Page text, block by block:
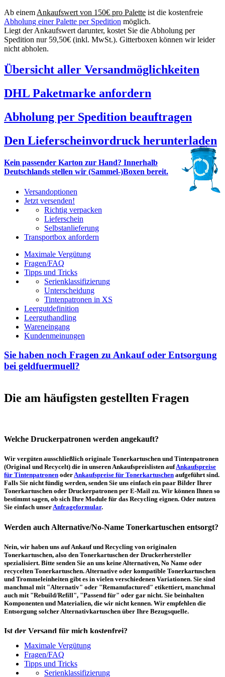
Ab einem Ankaufswert von 150€ pro Palette ist die kostenfreie
Abholung einer Palette per Spedition möglich.
Liegt der Ankaufswert darunter, kostet Sie die Abholung per
Spedition nur 59,50€ (inkl. MwSt.). Gitterboxen können wir leider
nicht abholen.
Übersicht aller Versandmöglichkeiten
DHL Paketmarke anfordern
Abholung per Spedition beauftragen
Den Lieferscheinvordruck herunterladen
Kein passender Karton zur Hand? Innerhalb
Deutschlands stellen wir (Sammel-)Boxen bereit.
Versandoptionen
Jetzt versenden!
Richtig verpacken
Lieferschein
Selbstanlieferung
Transportbox anfordern
Maximale Vergütung
Fragen/FAQ
Tipps und Tricks
Serienklassifizierung
Unterscheidung
Tintenpatronen in XS
Leergutdefinition
Leerguthandling
Wareneingang
Kundenmeinungen
Sie haben noch Fragen zu Ankauf oder Entsorgung
bei geldfuermuell?
Die am häufigsten gestellten Fragen
Welche Druckerpatronen werden angekauft?
Wir vergüten ausschließlich originale Tonerkartuschen und Tintenpatronen
(Original und Recycelt) die in unseren Ankaufspreislisten aufAnkaufspreise
für Tintenpatronen oderAnkaufspreise für Tonerkartuschen aufgeführt sind.
Falls Sie nicht fündig werden, senden Sie uns einfach ein paar Bilder Ihrer
Tonerkartuschen oder Druckerpatronen per E-Mail zu. Wir können Ihnen so
bestimmt sagen, ob sich Ihre Module für das Recycling eignen. Oder nutzen
Sie einfach unserAnfrageformular.
Werden auch Alternative/No-Name Tonerkartuschen entsorgt?
Nein, wir haben uns auf Ankauf und Recycling von originalen
Tonerkartuschen, also den Tonerkartuschen der Druckerhersteller
spezialisiert. Bitte senden Sie an uns keine Alternativen, No Name oder
recycelten Tonerkartuschen. Alternative oder kompatible Tonerkartuschen
und Trommeleinheiten gibt es in vielen verschiedenen Variationen. Sie sind
manchmal mit "Alternativ" oder "Remanufactured" etikettiert, manchmal
auch mit "Rebuild/Refill", "Passend für" oder gar nicht. Sie beinhalten
Komponenten und Materialien, die wir nicht kennen. Wir empfehlen die
Entsorgung solcher Alternativkartuschen über Ihre Bezugsquelle.
Ist der Versand für mich kostenfrei?
Ein kostenfreier, innerdeutscher Versand (Paketmarke bzw.
Palettenabholung) ist erst ab einem Ankaufswert von 30,00€ pro Paket bzw.
150,00€ pro Palette möglich. Unter diesen Werten belaufen sich die
Rücksendekosten auf 7,14€ pro Paket bzw. 59,50€ pro Palette (inkl. MwSt.).
Maximale Vergütung
Fragen/FAQ
Tipps und Tricks
Serienklassifizierung